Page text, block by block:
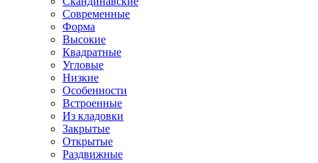
Современные
Форма
Высокие
Квадратные
Угловые
Низкие
Особенности
Встроенные
Из кладовки
Закрытые
Открытые
Раздвижные